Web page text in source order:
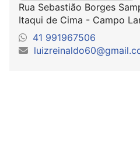
Rua Sebastião Borges
Itaqui de Cima - Campo
41 991967506